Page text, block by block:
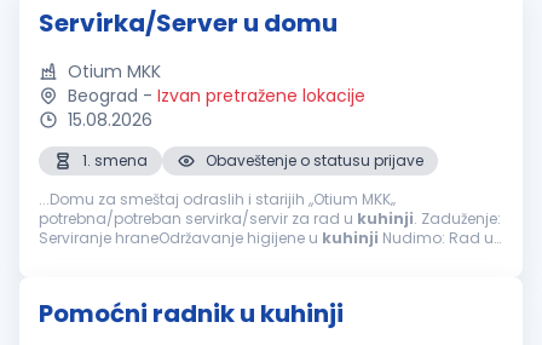
Servirka/Server u domu
Otium MKK
Beograd - Izvan pretražene lokacije
15.08.2026
1. smena
Obaveštenje o statusu prijave
...Domu za smeštaj odraslih i starijih ,,Otium MKK‚‚
potrebna/potreban servirka/servir za rad u kuhinji. Zaduženje:
Serviranje hraneOdržavanje higijene u kuhinji Nudimo: Rad u
Pomoćni radnik u kuhinji